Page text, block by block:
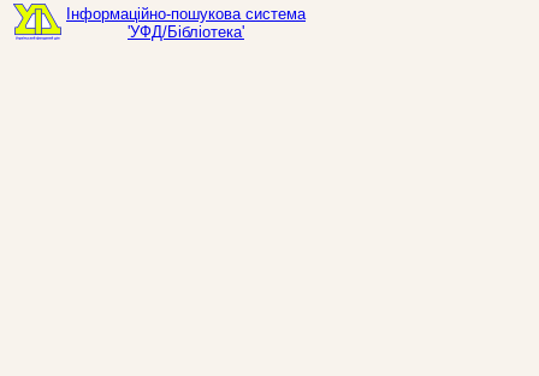
Інформаційно-пошукова система
'УФД/Бібліотека'